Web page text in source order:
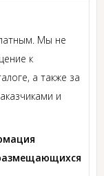
Мы не
к
а также за
и